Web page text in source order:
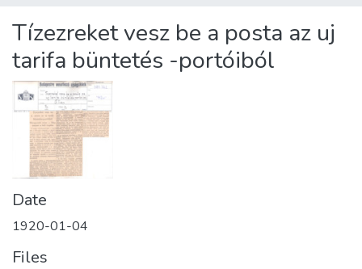
About us
Tízezreket vesz be a posta az uj
tarifa büntetés -portóiból
Date
1920-01-04
Files